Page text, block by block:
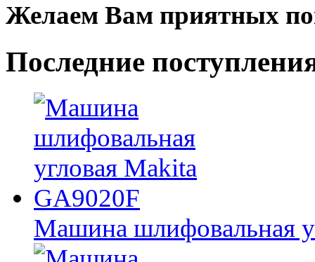
Желаем Вам приятных
Последние
Машина шлифовальная